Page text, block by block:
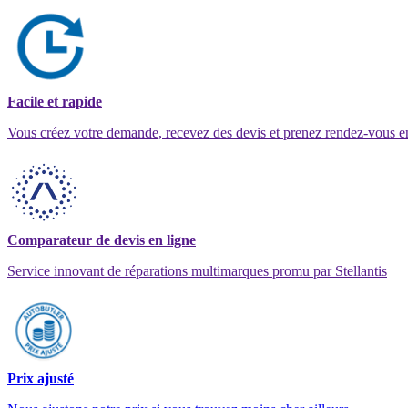
Facile et rapide
Vous créez votre demande, recevez des devis et prenez rendez-vous
Comparateur de devis en ligne
Service innovant de réparations multimarques promu par Stellantis
Prix ajusté